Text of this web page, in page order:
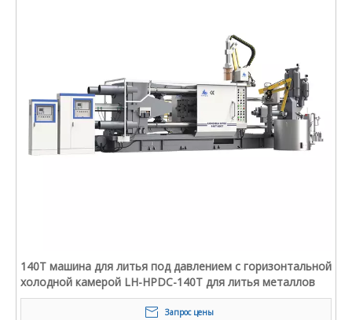
140T машина для литья под давлением с горизонтальной
холодной камерой LH-HPDC-140T для литья металлов
Запрос цены